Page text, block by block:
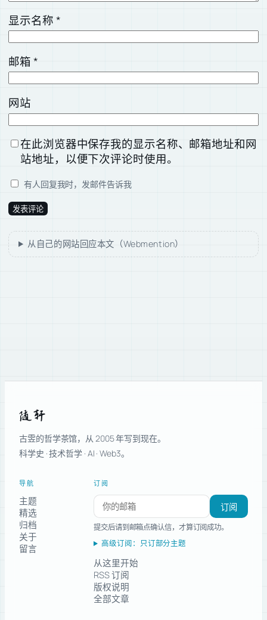
显示名称*
邮箱*
网站
在此浏览器中保存我的显示名称、邮箱地址和网
站地址，以便下次评论时使用。
有人回复我时，发邮件告诉我
从自己的网站回应本文（Webmention）
随轩
古雴的哲学茶馆，从 2005 年写到现在。
科学史 · 技术哲学 · AI · Web3。
导航
主题
精选
归档
关于
留言
订阅
订阅新文章
订阅
提交后请到邮箱点确认信，才算订阅成功。
高级订阅：只订部分主题
从这里开始
RSS 订阅
版权说明
全部文章